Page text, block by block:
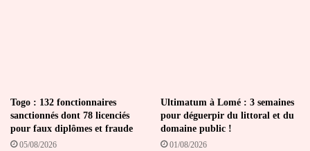
Togo : 132 fonctionnaires
sanctionnés dont 78 licenciés
pour faux diplômes et fraude
05/08/2026
Ultimatum à Lomé : 3 semaines
pour déguerpir du littoral et du
domaine public !
01/08/2026